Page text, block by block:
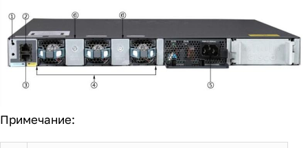
Примечание: